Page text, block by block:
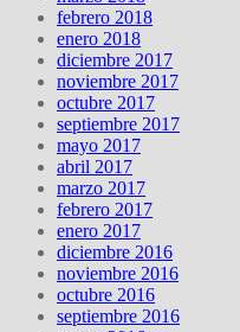
febrero 2018
enero 2018
diciembre 2017
noviembre 2017
octubre 2017
septiembre 2017
mayo 2017
abril 2017
marzo 2017
febrero 2017
enero 2017
diciembre 2016
noviembre 2016
octubre 2016
septiembre 2016